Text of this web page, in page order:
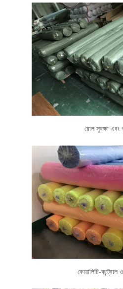
রোল সুরক্ষা এবং
কোয়ালিটি-কন্ট্রোল